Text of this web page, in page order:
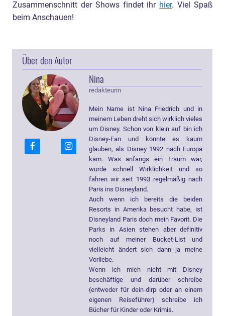
Zusammenschnitt der Shows findet ihr hier. Viel Spaß
beim Anschauen!
Über den Autor
Nina
redakteurin
Mein Name ist Nina Friedrich und in
meinem Leben dreht sich wirklich vieles
um Disney. Schon von klein auf bin ich
Disney-Fan und konnte es kaum
glauben, als Disney 1992 nach Europa
kam. Was anfangs ein Traum war,
wurde schnell Wirklichkeit und so
fahren wir seit 1993 regelmäßig nach
Paris ins Disneyland.
Auch wenn ich bereits die beiden
Resorts in Amerika besucht habe, ist
Disneyland Paris doch mein Favorit. Die
Parks in Asien stehen aber definitiv
noch auf meiner Bucket-List und
vielleicht ändert sich dann ja meine
Vorliebe.
Wenn ich mich nicht mit Disney
beschäftige und darüber schreibe
(entweder für dein-dlrp oder an einem
eigenen Reiseführer) schreibe ich
Bücher für Kinder oder Krimis.